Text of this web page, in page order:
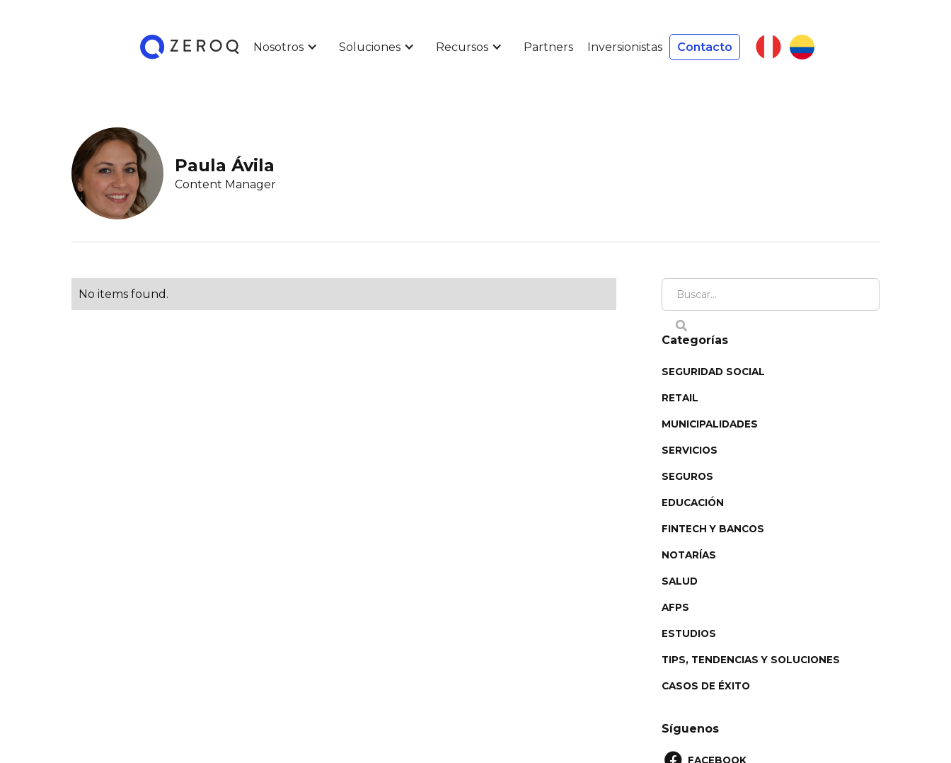
Nosotros Soluciones Recursos Partners Inversionistas Contacto
Paula Ávila
Content Manager
No items found.
Categorías
SEGURIDAD SOCIAL
RETAIL
MUNICIPALIDADES
SERVICIOS
SEGUROS
EDUCACIÓN
FINTECH Y BANCOS
NOTARÍAS
SALUD
AFPS
ESTUDIOS
TIPS, TENDENCIAS Y SOLUCIONES
CASOS DE ÉXITO
Síguenos
FACEBOOK